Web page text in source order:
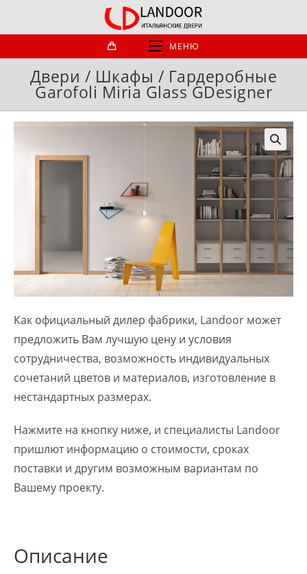
МЕНЮ
Двери / Шкафы / Гардеробные
Garofoli Miria Glass GDesigner
🔍
Как официальный дилер фабрики, Landoor может
предложить Вам лучшую цену и условия
сотрудничества, возможность индивидуальных
сочетаний цветов и материалов, изготовление в
нестандартных размерах.
Нажмите на кнопку ниже, и специалисты Landoor
пришлют информацию о стоимости, сроках
поставки и другим возможным вариантам по
Вашему проекту.
Описание